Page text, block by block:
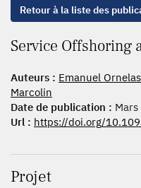
Retour à la liste des
Service Offshoring
Auteurs : Emanuel Ornelas
Marcolin
Date de publication :
Url : https://doi.org/
Projet